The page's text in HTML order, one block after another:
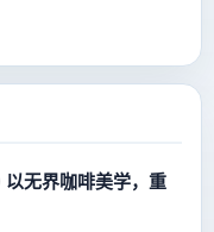
无界咖啡美学，重